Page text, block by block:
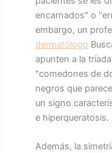
encarnados" o
embargo, un
dermatólogo
apunten a la
"comedones de
negros que
un signo
e hiperqueratosis.
Además, la